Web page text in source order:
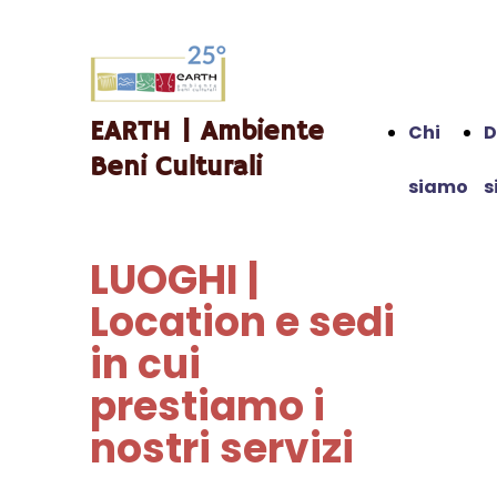
EARTH | Ambiente
Beni Culturali
Chi
siamo
LUOGHI |
Location e sedi
in cui
prestiamo i
nostri servizi